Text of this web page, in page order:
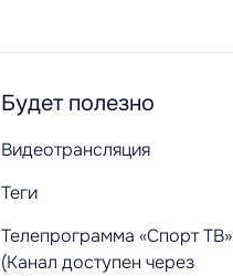
Будет полезно
Видеотрансляция
Теги
Телепрограмма «Спорт ТВ»
(Канал доступен через